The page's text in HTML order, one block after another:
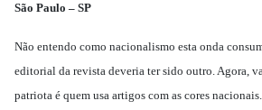
São Paulo – SP
Não entendo como nacionalismo esta onda
editorial da revista deveria ter sido outro. Agora,
patriota é quem usa artigos com as cores